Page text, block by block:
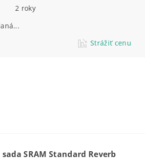
2 roky
Strážiť cenu
SRAM Standard Reverb